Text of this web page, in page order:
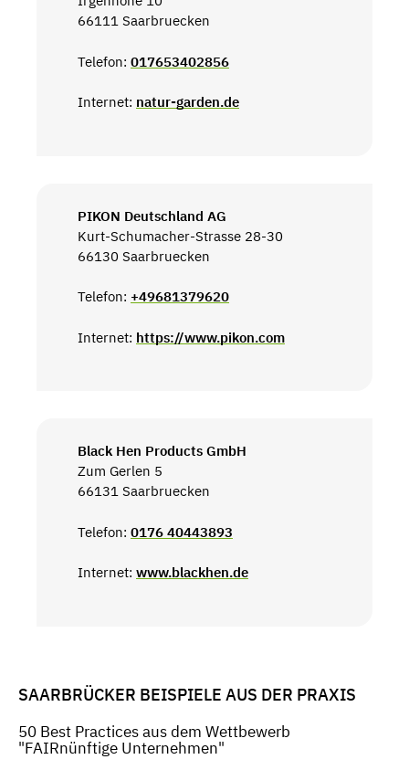
66111 Saarbruecken
Telefon: 017653402856
Internet: natur-garden.de
PIKON Deutschland AG
Kurt-Schumacher-Strasse 28-30
66130 Saarbruecken
Telefon: +49681379620
Internet: https://www.pikon.com
Black Hen Products GmbH
Zum Gerlen 5
66131 Saarbruecken
Telefon: 0176 40443893
Internet: www.blackhen.de
SAARBRÜCKER BEISPIELE AUS DER PRAXIS
50 Best Practices aus dem Wettbewerb
"FAIRnünftige Unternehmen"